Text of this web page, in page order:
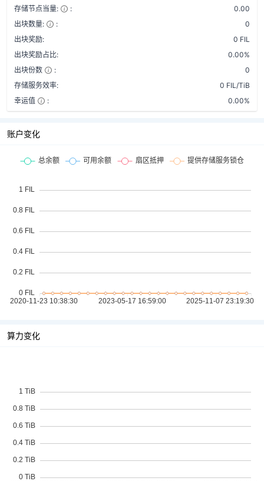
存储节点当量:
:
0.00
出块数量:
:
0
出块奖励:
0 FIL
出块奖励占比:
0.00%
出块份数
:
0
存储服务效率:
0 FIL/TiB
幸运值
: 0.00%
账户变化
算力变化